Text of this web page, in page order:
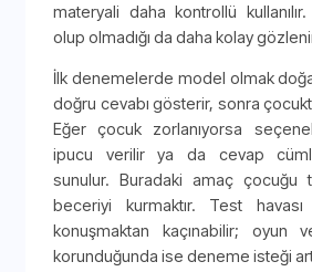
materyali daha kontrollü kullanılır.
olup olmadığı da daha kolay
İlk denemelerde model olmak
doğru cevabı gösterir, sonra
Eğer çocuk zorlanıyorsa
ipucu verilir ya da cevap
sunulur. Buradaki amaç çocuğu
beceriyi kurmaktır. Test havası
konuşmaktan kaçınabilir; oyun
korunduğunda ise deneme isteği